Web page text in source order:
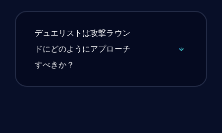
デュエリストは攻撃ラウン
ドにどのようにアプローチ
すべきか？